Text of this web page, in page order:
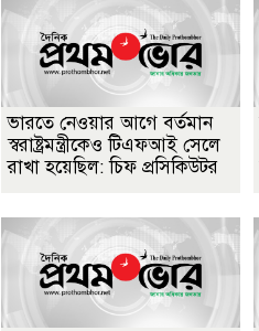
ভারতে নেওয়ার আগে বর্তমান
স্বরাষ্ট্রমন্ত্রীকেও টিএফআই সেলে
রাখা হয়েছিল: চিফ প্রসিকিউটর